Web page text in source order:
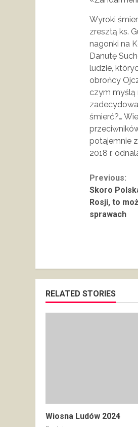
Wyroki
zresztą ks.
nagonki na
Danutę
ludzie,
obrońcy
czym myślą
śmierć?…
potajemnie
2018 r.
Previous:
Skoro
Rosji, to
sprawach
RELATED STORIES
Wiosna Ludów 2024